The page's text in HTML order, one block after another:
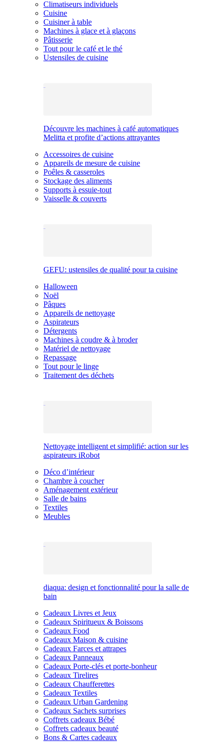
Climatiseurs individuels
Cuisine
Cuisiner à table
Machines à glace et à glaçons
Pâtisserie
Tout pour le café et le thé
Ustensiles de cuisine
Découvre les machines à café automatiques
Melitta et profite d’actions attrayantes
Accessoires de cuisine
Appareils de mesure de cuisine
Poêles & casseroles
Stockage des aliments
Supports à essuie-tout
Vaisselle & couverts
GEFU: ustensiles de qualité pour ta cuisine
Halloween
Noël
Pâques
Appareils de nettoyage
Aspirateurs
Détergents
Machines à coudre & à broder
Matériel de nettoyage
Repassage
Tout pour le linge
Traitement des déchets
Nettoyage intelligent et simplifié: action sur les
aspirateurs iRobot
Déco d’intérieur
Chambre à coucher
Aménagement extérieur
Salle de bains
Textiles
Meubles
diaqua: design et fonctionnalité pour la salle de
bain
Cadeaux Livres et Jeux
Cadeaux Spiritueux & Boissons
Cadeaux Food
Cadeaux Maison & cuisine
Cadeaux Farces et attrapes
Cadeaux Panneaux
Cadeaux Porte-clés et porte-bonheur
Cadeaux Tirelires
Cadeaux Chaufferettes
Cadeaux Textiles
Cadeaux Urban Gardening
Cadeaux Sachets surprises
Coffrets cadeaux Bébé
Coffrets cadeaux beauté
Bons & Cartes cadeaux